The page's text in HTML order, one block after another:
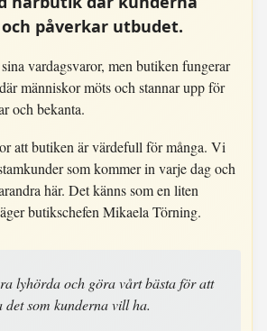
påverkar utbudet.
vardagsvaror, men butiken fungerar
människor möts och stannar upp för
och bekanta.
att butiken är värdefull för många. Vi
som kommer in varje dag och
här. Det känns som en liten
butikschefen Mikaela Törning.
lyhörda och göra vårt bästa för att
det som kunderna vill ha.